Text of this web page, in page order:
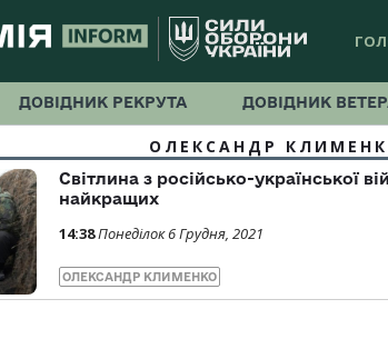
ДОВІДНИК РЕКРУТА ДОВІДНИК
ОЛЕКСАНДР
Світлина з російсько-української
найкращих
14:38Понеділок 6 Грудня, 2021
ОЛЕКСАНДР КЛИМЕНКО